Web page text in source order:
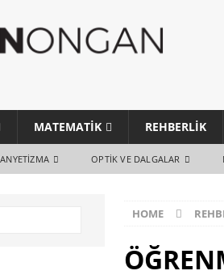
MATEMATIK REHBERLIK
OPTIK VE DALGALAR
HOME